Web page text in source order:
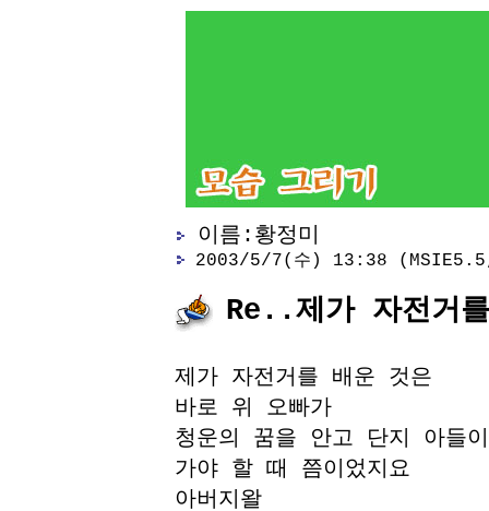
이름:황정미
2003/5/7(수) 13:38
Re..제가 자전
제가 자전거를 배운 것은
바로 위 오빠가
청운의 꿈을 안고 단지 아들
가야 할 때 쯤이었지요
아버지왈